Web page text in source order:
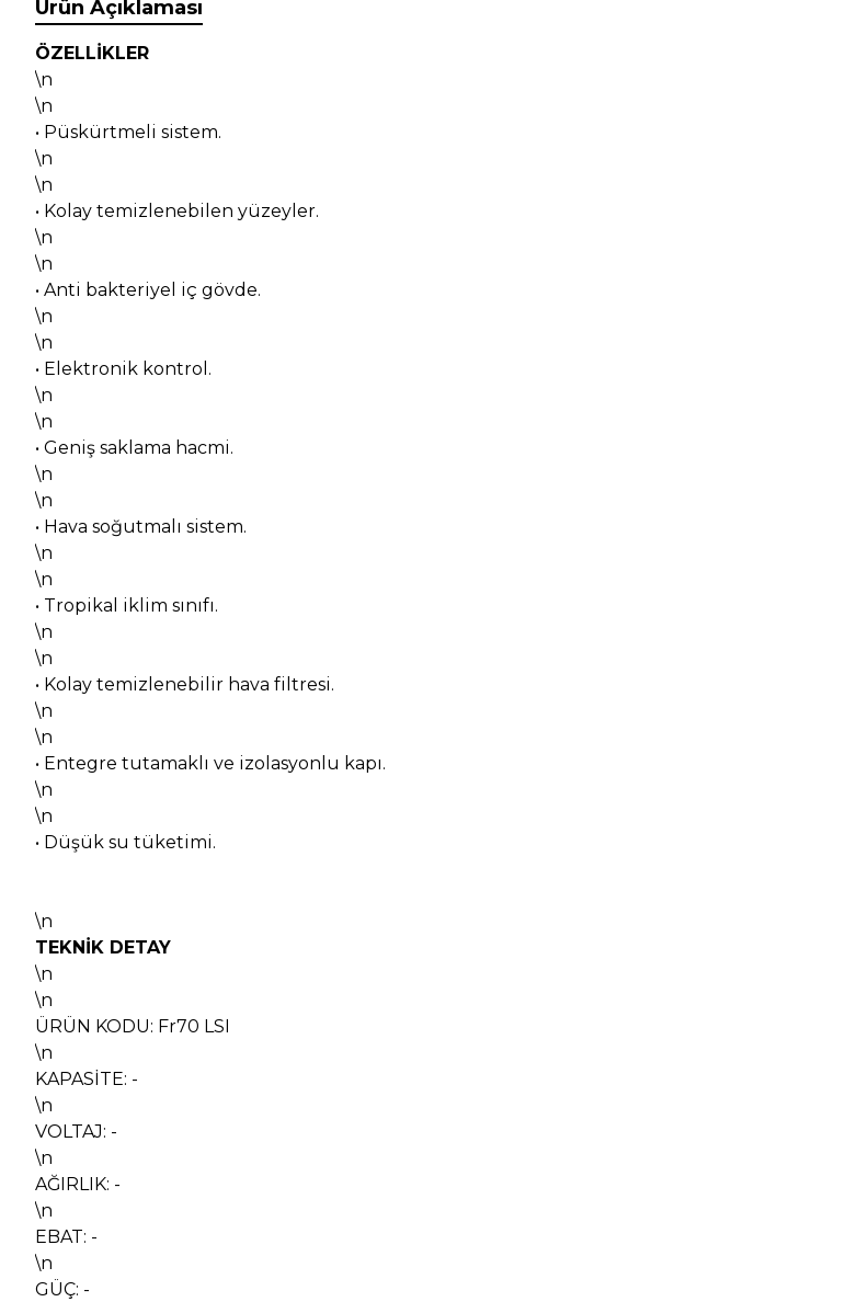
Ürün Açıklaması
ÖZELLİKLER
\n
\n
• Püskürtmeli sistem.
\n
\n
• Kolay temizlenebilen yüzeyler.
\n
\n
• Anti bakteriyel iç gövde.
\n
\n
• Elektronik kontrol.
\n
\n
• Geniş saklama hacmi.
\n
\n
• Hava soğutmalı sistem.
\n
\n
• Tropikal iklim sınıfı.
\n
\n
• Kolay temizlenebilir hava filtresi.
\n
\n
• Entegre tutamaklı ve izolasyonlu kapı.
\n
\n
• Düşük su tüketimi.
\n
TEKNİK DETAY
\n
\n
ÜRÜN KODU: Fr70 LSI
\n
KAPASİTE: -
\n
VOLTAJ: -
\n
AĞIRLIK: -
\n
EBAT: -
\n
GÜÇ: -